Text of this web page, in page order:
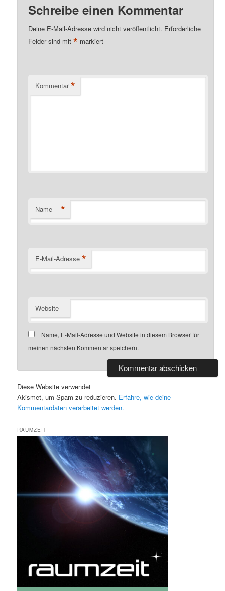
Schreibe einen Kommentar
Deine E-Mail-Adresse wird nicht veröffentlicht. Erforderliche
Felder sind mit* markiert
Kommentar *
Name *
E-Mail-Adresse *
Website
Name, E-Mail-Adresse und Website in diesem Browser für
meinen nächsten Kommentar speichern.
Diese Website verwendet
Akismet, um Spam zu reduzieren. Erfahre, wie deine
Kommentardaten verarbeitet werden.
RAUMZEIT